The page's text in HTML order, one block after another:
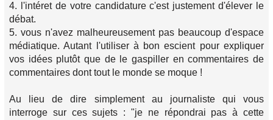
4. l'intéret de votre candidature c'est justement d'élever le
débat.
5. vous n'avez malheureusement pas beaucoup d'espace
médiatique. Autant l'utiliser à bon escient pour expliquer
vos idées plutôt que de le gaspiller en commentaires de
commentaires dont tout le monde se moque !
Au lieu de dire simplement au journaliste qui vous
interroge sur ces sujets : "je ne répondrai pas à cette